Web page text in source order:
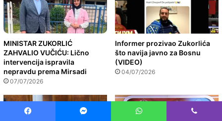
MINISTAR ZUKORLIĆ
ZAHVALIO VUČIĆU: Lično
intervencija ispravila
nepravdu prema Mirsadi
07/07/2026
Informer prozivao Zukorlića
što navija javno za Bosnu
(VIDEO)
04/07/2026